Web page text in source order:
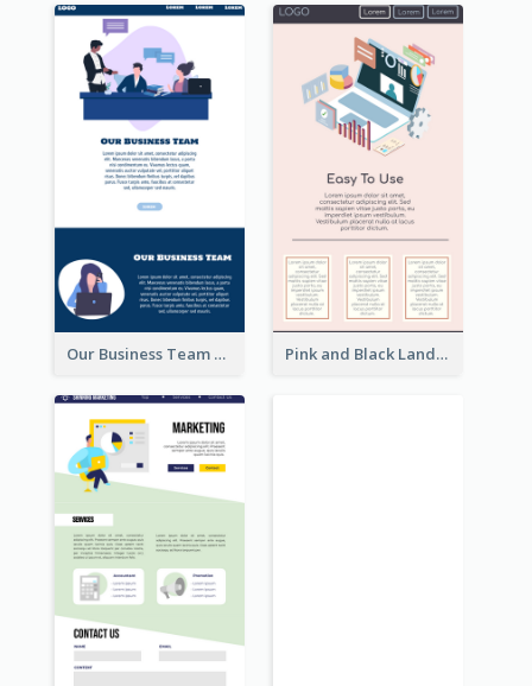
Our Business Team Landing Page Pink and Black Landing Page